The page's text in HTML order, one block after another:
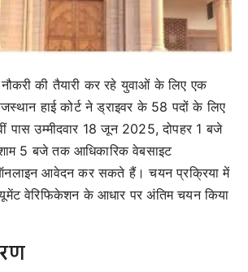
की तैयारी कर रहे युवाओं के लिए एक
हाई कोर्ट ने ड्राइवर के 58 पदों के लिए
पास उम्मीदवार 18 जून 2025, दोपहर 1 बजे
5 बजे तक आधिकारिक वेबसाइट
आवेदन कर सकते हैं। चयन प्रक्रिया में
वेरिफिकेशन के आधार पर अंतिम चयन किया